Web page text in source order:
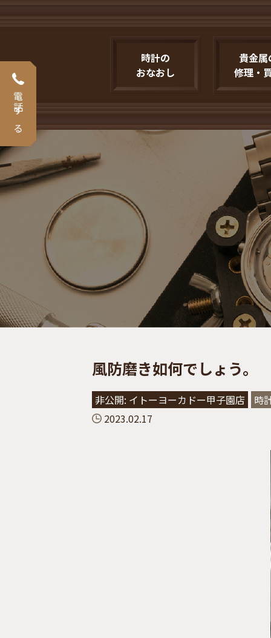
時計の
おなおし
貴金属
修理・
電話する
風防磨き如何でしょう。
非公開: イトーヨーカドー甲子園店
時
2023.02.17